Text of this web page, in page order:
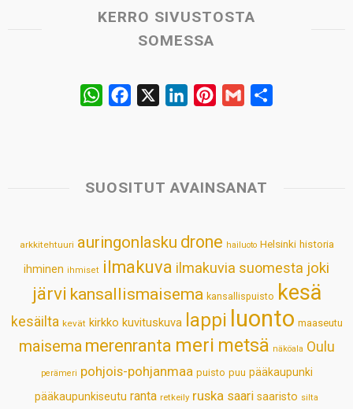
KERRO SIVUSTOSTA
SOMESSA
W
s
p
b
k
e
n
e
s
t
l
SUOSITUT AVAINSANAT
arkkitehtuuri auringonlasku drone hailuoto Helsinki historia
ihminen ihmiset ilmakuva ilmakuvia suomesta joki
järvi kansallismaisema kansallispuisto kesä
kesäilta kevät kirkko kuvituskuva lappi luonto maaseutu
maisema merenranta meri metsä näköala Oulu
perämeri pohjois-pohjanmaa puisto puu pääkaupunki
pääkaupunkiseutu ranta retkeily ruska saari saaristo silta